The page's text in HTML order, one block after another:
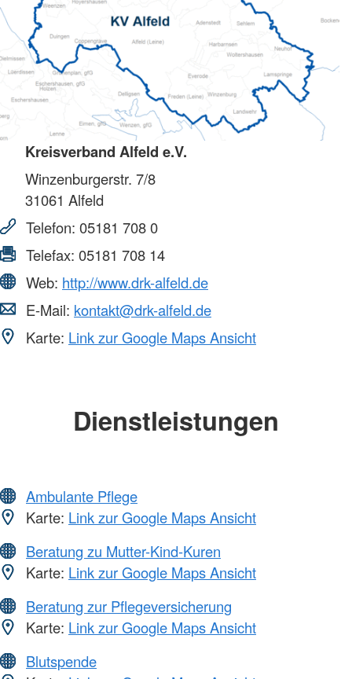
Kreisverband Alfeld e.V.
Winzenburgerstr. 7/8
31061 Alfeld
Telefon: 05181 708 0
Telefax: 05181 708 14
Web: http://www.drk-alfeld.de
E-Mail: kontakt@drk-alfeld.de
Karte: Link zur Google Maps Ansicht
Dienstleistungen
Ambulante Pflege
Karte: Link zur Google Maps Ansicht
Beratung zu Mutter-Kind-Kuren
Karte: Link zur Google Maps Ansicht
Beratung zur Pflegeversicherung
Karte: Link zur Google Maps Ansicht
Blutspende